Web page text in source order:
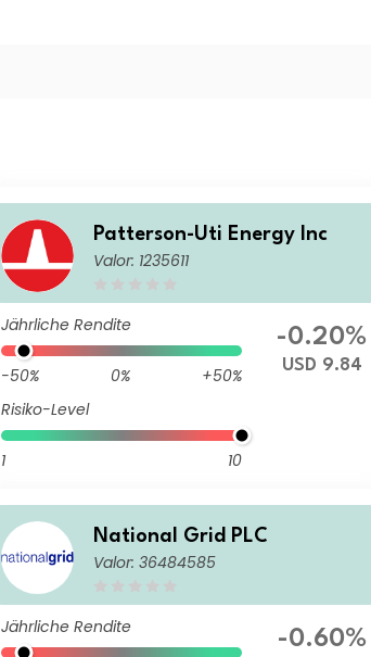
Patterson-Uti Energy Inc
Valor: 1235611
Jährliche Rendite
-50% 0%
+50%
Risiko-Level
1 10
-0.20%
USD 9.84
National Grid PLC
Valor: 36484585
Jährliche Rendite -0.60%